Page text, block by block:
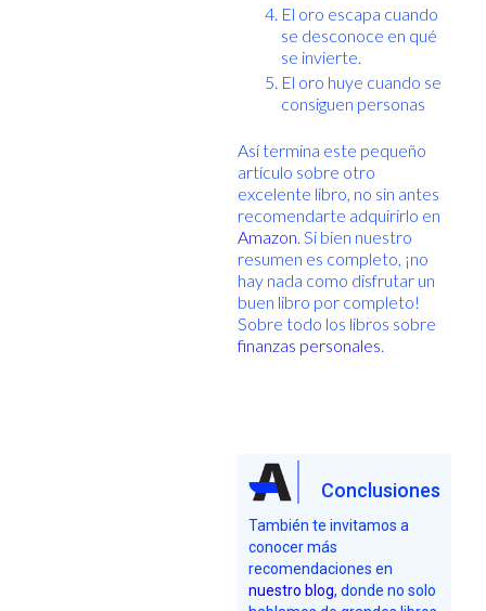
El oro escapa cuando
se desconoce en qué
se invierte.
El oro huye cuando se
consiguen personas
Así termina este pequeño
artículo sobre otro
excelente libro, no sin antes
recomendarte adquirirlo en
Amazon . Si bien nuestro
resumen es completo, ¡no
hay nada como disfrutar un
buen libro por completo!
Sobre todo los libros sobre
finanzas personales
Conclusiones
También te invitamos a
conocer más
recomendaciones en
nuestro blog, donde no solo